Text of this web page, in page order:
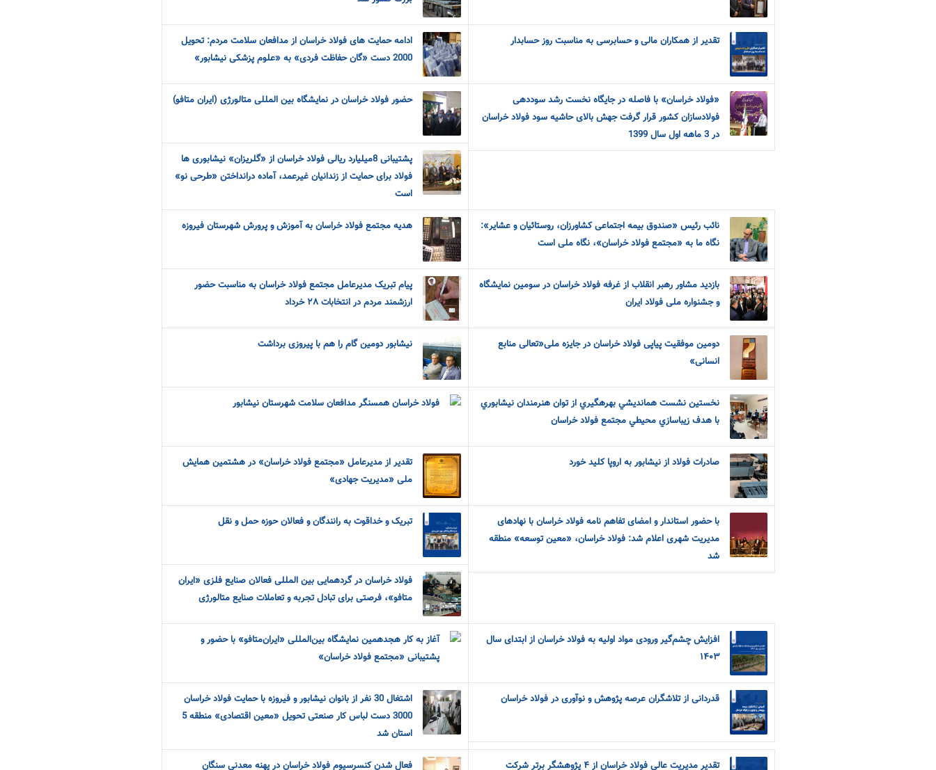
تقدیر از همکاران مالی و حسابرسی به مناسبت روز حسابدار
ادامه حمایت های فولاد خراسان از مدافعان سلامت مردم: تحویل
2000 دست «گان حفاظت فردی» به «علوم پزشکی نیشابور»
«فولاد خراسان» با فاصله در جایگاه نخست رشد سوددهی
فولادسازان کشور قرار گرفت جهش بالای حاشیه سود فولاد خراسان
در 3 ماهه اول سال 1399
حضور فولاد خراسان در نمایشگاه بین المللی متالورژی (ایران متافو)
پشتیبانی 8میلیارد ریالی فولاد خراسان از «گلریزان» نیشابوری ها
فولاد برای حمایت از زندانیان غیرعمد، آماده درانداختن «طرحی نو»
است
نائب رئیس «صندوق بیمه اجتماعی کشاورزان، روستائیان و عشایر»:
نگاه ما به «مجتمع فولاد خراسان»، نگاه ملی است
هدیه مجتمع فولاد خراسان به آموزش و پرورش شهرستان فیروزه
بازدید مشاور رهبر انقلاب از غرفه فولاد خراسان در سومین نمایشگاه
و جشنواره ملی فولاد ایران
پیام تبریک مدیرعامل مجتمع فولاد خراسان به مناسبت حضور
ارزشمند مردم در انتخابات ٢٨ خرداد
دومین موفقیت پیاپی فولاد خراسان در جایزه ملی«تعالی منابع
انسانی»
نیشابور دومین گام را هم با پیروزی برداشت
نخستين نشست همانديشي بهرهگيري از توان هنرمندان نيشابوري
با هدف زيباسازي محيطي مجتمع فولاد خراسان
فولاد خراسان همسنگر مدافعان سلامت شهرستان نیشابور
صادرات فولاد از نیشابور به اروپا کلید خورد
تقدیر از مدیرعامل «مجتمع فولاد خراسان» در هشتمین همایش
ملی «مدیریت جهادی»
با حضور استاندار و امضای تفاهم نامه فولاد خراسان با نهادهای
مدیریت شهری اعلام شد: فولاد خراسان، «معین توسعه» منطقه
شد
تبریک و خداقوت به رانندگان و فعالان حوزه حمل و نقل
فولاد خراسان در گردهمایی بین المللی فعالان صنایع فلزی «ایران
متافو»، فرصتی برای تبادل تجربه و تعاملات صنایع متالورژی
افزایش چشم‌گیر ورودی مواد اولیه به فولاد خراسان از ابتدای سال
۱۴۰۳
آغاز به کار هجدهمین نمایشگاه بین‌المللی «ایران‌متافو» با حضور و
پشتیبانی «مجتمع فولاد خراسان»
قدردانی از تلاشگران عرصه پژوهش و نوآوری در فولاد خراسان
اشتغال 30 نفر از بانوان نیشابور و فیروزه با حمایت فولاد خراسان
3000 دست لباس کار صنعتی تحویل «معین اقتصادی» منطقه 5
استان شد
تقدیر مدیریت عالی فولاد خراسان از ۴ پژوهشگر برتر شرکت فعال شدن کنسرسیوم فولاد خراسان در پهنه معدنی سنگان